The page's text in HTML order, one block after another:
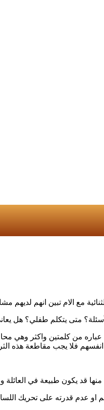
مع الام تبين انهم
متى يتكلم طفلي؟ هل
عباره من كلمتين واكثر
فلا يجب مقاطعة هذه
منها قد يكون طبيعة في العائلة
او عدم قدرته على تحريك